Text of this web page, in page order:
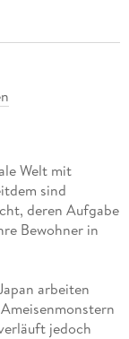
Welt mit
sind
deren Aufgabe
Bewohner in
arbeiten
jedoch